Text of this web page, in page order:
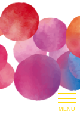
MENU